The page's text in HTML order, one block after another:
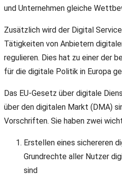
und Unternehmen gleiche
Zusätzlich wird der Digital
Tätigkeiten von Anbietern
regulieren. Dies hat zu einer der
für die digitale Politik in Europa
Das EU-Gesetz über digitale
über den digitalen Markt (DMA)
Vorschriften. Sie haben zwei
Erstellen eines sichereren
Grundrechte aller Nutzer
sind